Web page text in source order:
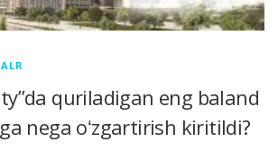
quriladigan eng baland
nega oʻzgartirish kiritildi?